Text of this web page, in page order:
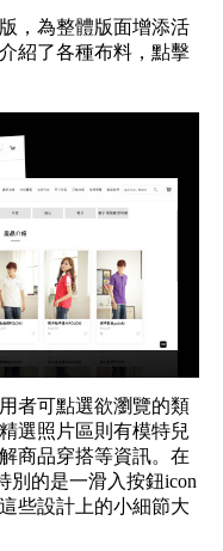
，為整體版面增添活
紹了各種布料，點擊
者可點選欲瀏覽的類
選照片區則有模特兒
商品穿搭等資訊。在
別的是一滑入按鈕icon
些設計上的小細節大